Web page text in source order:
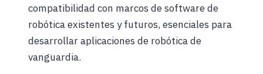
compatibilidad con marcos de software de
robótica existentes y futuros, esenciales para
desarrollar aplicaciones de robótica de
vanguardia.